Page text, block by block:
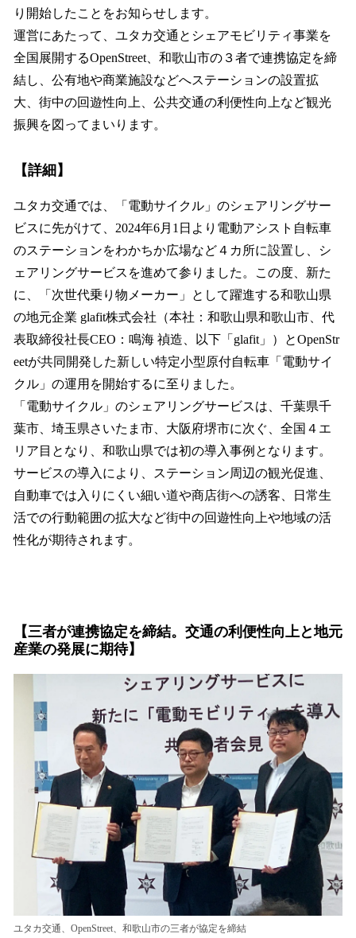
り開始したことをお知らせします。
運営にあたって、ユタカ交通とシェアモビリティ事業を
全国展開するOpenStreet、和歌山市の３者で連携協定を締
結し、公有地や商業施設などへステーションの設置拡
大、街中の回遊性向上、公共交通の利便性向上など観光
振興を図ってまいります。
【詳細】
ユタカ交通では、「電動サイクル」のシェアリングサー
ビスに先がけて、2024年6月1日より電動アシスト自転車
のステーションをわかちか広場など４カ所に設置し、シ
ェアリングサービスを進めて参りました。この度、新た
に、「次世代乗り物メーカー」として躍進する和歌山県
の地元企業 glafit株式会社（本社：和歌山県和歌山市、代
表取締役社長CEO：鳴海 禎造、以下「glafit」）とOpenStr
eetが共同開発した新しい特定小型原付自転車「電動サイ
クル」の運用を開始するに至りました。
「電動サイクル」のシェアリングサービスは、千葉県千
葉市、埼玉県さいたま市、大阪府堺市に次ぐ、全国４エ
リア目となり、和歌山県では初の導入事例となります。
サービスの導入により、ステーション周辺の観光促進、
自動車では入りにくい細い道や商店街への誘客、日常生
活での行動範囲の拡大など街中の回遊性向上や地域の活
性化が期待されます。
【三者が連携協定を締結。交通の利便性向上と地元
産業の発展に期待】
ユタカ交通、OpenStreet、和歌山市の三者が協定を締結